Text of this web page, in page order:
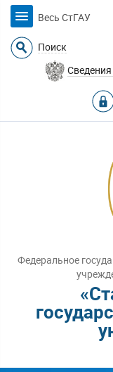
Весь СтГАУ
Поиск
Федеральное